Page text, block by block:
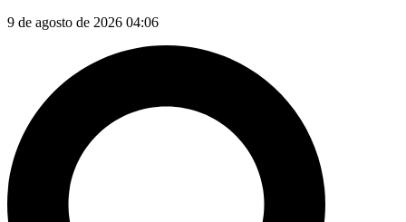
9 de agosto de 2026 04:06